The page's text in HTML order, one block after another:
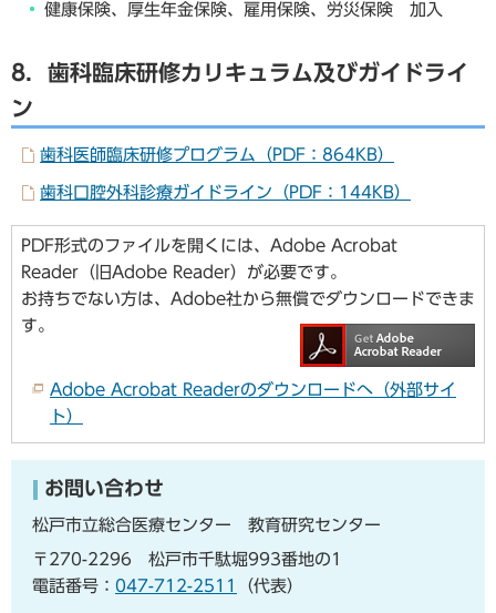
健康保険、厚生年金保険、雇用保険、労災保険 加入
8．歯科臨床研修カリキュラム及びガイドライ
ン
歯科医師臨床研修プログラム（PDF：864KB）
歯科口腔外科診療ガイドライン（PDF：144KB）
PDF形式のファイルを開くには、Adobe Acrobat
Reader（旧Adobe Reader）が必要です。
お持ちでない方は、Adobe社から無償でダウンロードできま
す。
Adobe Acrobat Readerのダウンロードへ（外部サイ
ト）
お問い合わせ
松戸市立総合医療センター 教育研究センター
〒270-2296 松戸市千駄堀993番地の1
電話番号： 047-712-2511 （代表）